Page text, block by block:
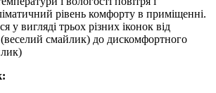
рівень комфорту в приміщенні.
у вигляді трьох різних іконок від
смайлик) до дискомфортного